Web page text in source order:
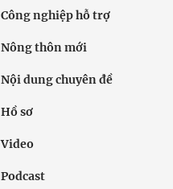
Công nghiệp hỗ trợ
Nông thôn mới
Nội dung chuyên đề
Hồ sơ
Video
Podcast